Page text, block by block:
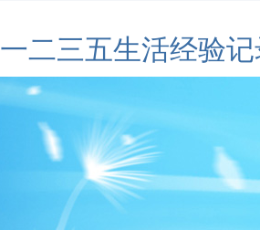
一二三五生活经验记